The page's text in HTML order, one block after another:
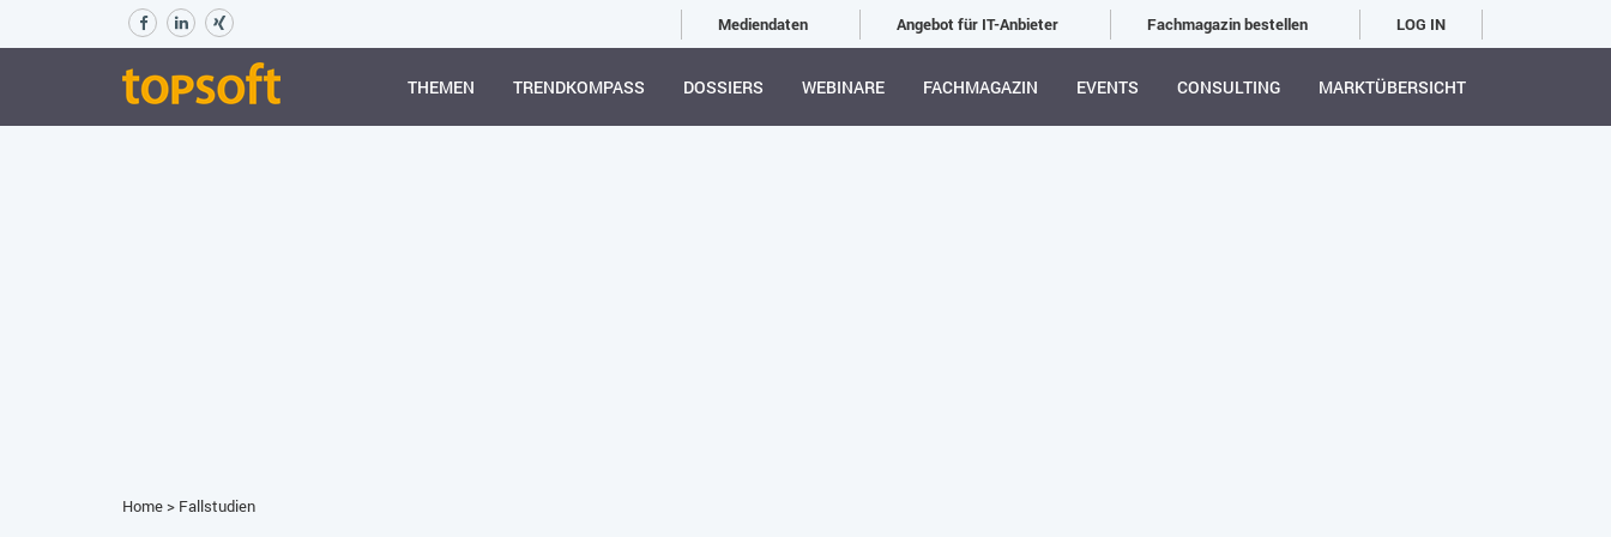
Mediendaten Angebot für IT-Anbieter Fachmagazin bestellen LOG IN
THEMEN TRENDKOMPASS DOSSIERS WEBINARE FACHMAGAZIN EVENTS CONSULTING MARKTÜBERSICHT
Home> Fallstudien